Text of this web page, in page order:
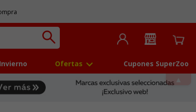
Invierno Ofertas Cupones SuperZoo